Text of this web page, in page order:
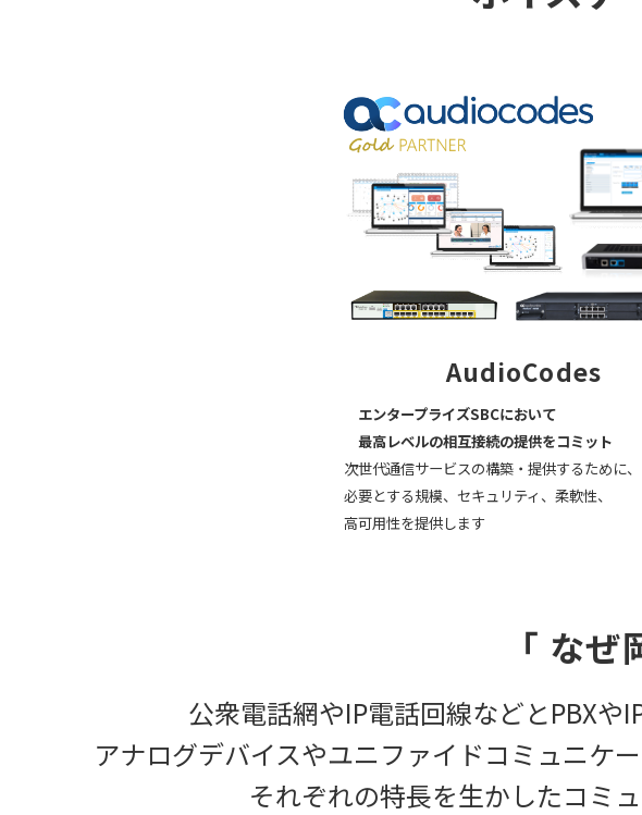
AudioCodes
エンタープライズSBCにおいて
最高レベルの相互接続の提供をコミット
次世代通信サービスの構築・提供するために、
必要とする規模、セキュリティ、柔軟性、
高可用性を提供します
「 な
公衆電話網やIP電話回線などとPBXや
アナログデバイスやユニファイドコミュニケ
それぞれの特長を生かしたコミ